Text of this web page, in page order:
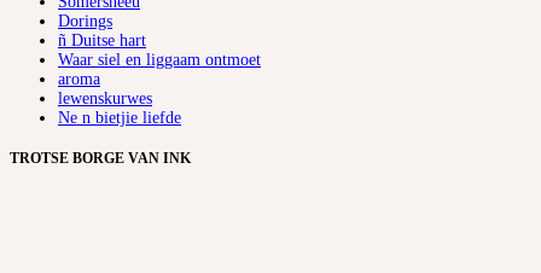
Dorings
ñ Duitse hart
Waar siel en liggaam ontmoet
aroma
lewenskurwes
Ne n bietjie liefde
TROTSE BORGE VAN INK